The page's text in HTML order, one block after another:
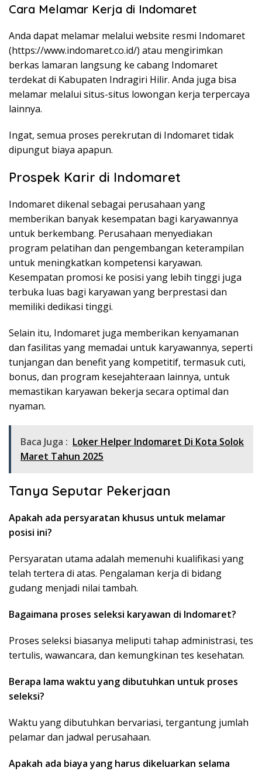
Cara Melamar Kerja di Indomaret
Anda dapat melamar melalui website resmi Indomaret
(https://www.indomaret.co.id/) atau mengirimkan
berkas lamaran langsung ke cabang Indomaret
terdekat di Kabupaten Indragiri Hilir. Anda juga bisa
melamar melalui situs-situs lowongan kerja terpercaya
lainnya.
Ingat, semua proses perekrutan di Indomaret tidak
dipungut biaya apapun.
Prospek Karir di Indomaret
Indomaret dikenal sebagai perusahaan yang
memberikan banyak kesempatan bagi karyawannya
untuk berkembang. Perusahaan menyediakan
program pelatihan dan pengembangan keterampilan
untuk meningkatkan kompetensi karyawan.
Kesempatan promosi ke posisi yang lebih tinggi juga
terbuka luas bagi karyawan yang berprestasi dan
memiliki dedikasi tinggi.
Selain itu, Indomaret juga memberikan kenyamanan
dan fasilitas yang memadai untuk karyawannya, seperti
tunjangan dan benefit yang kompetitif, termasuk cuti,
bonus, dan program kesejahteraan lainnya, untuk
memastikan karyawan bekerja secara optimal dan
nyaman.
Baca Juga : Loker Helper Indomaret Di Kota Solok
Maret Tahun 2025
Tanya Seputar Pekerjaan
Apakah ada persyaratan khusus untuk melamar
posisi ini?
Persyaratan utama adalah memenuhi kualifikasi yang
telah tertera di atas. Pengalaman kerja di bidang
gudang menjadi nilai tambah.
Bagaimana proses seleksi karyawan di Indomaret?
Proses seleksi biasanya meliputi tahap administrasi, tes
tertulis, wawancara, dan kemungkinan tes kesehatan.
Berapa lama waktu yang dibutuhkan untuk proses
seleksi?
Waktu yang dibutuhkan bervariasi, tergantung jumlah
pelamar dan jadwal perusahaan.
Apakah ada biaya yang harus dikeluarkan selama